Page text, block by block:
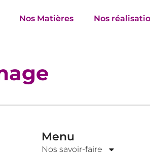
Nos Matières Nos
Menu
Nos savoir-faire